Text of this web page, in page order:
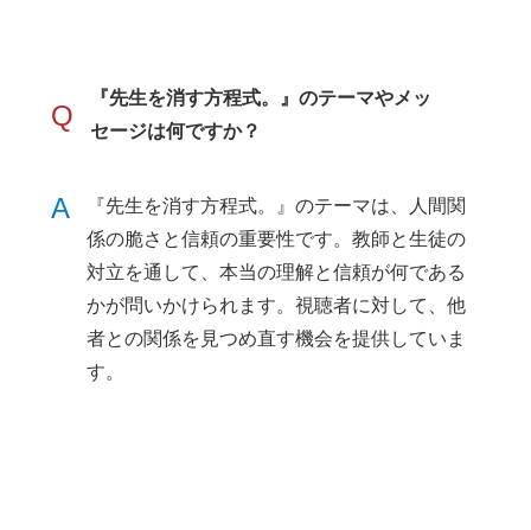
Q
『先生を消す方程式。』のテーマやメッ
セージは何ですか？
A
『先生を消す方程式。』のテーマは、人間関
係の脆さと信頼の重要性です。教師と生徒の
対立を通して、本当の理解と信頼が何である
かが問いかけられます。視聴者に対して、他
者との関係を見つめ直す機会を提供していま
す。